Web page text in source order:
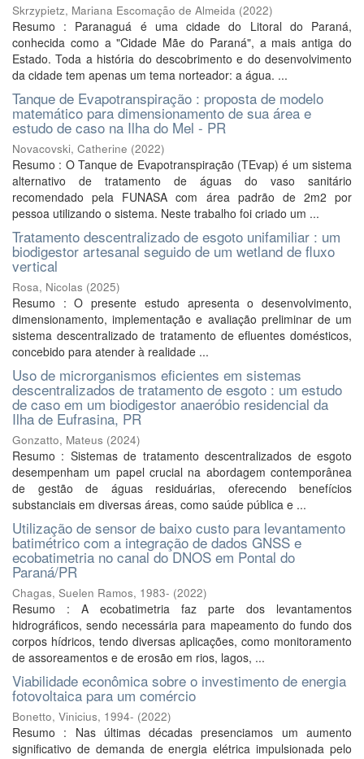
Skrzypietz, Mariana Escomação de Almeida (2022)
Resumo : Paranaguá é uma cidade do Litoral do Paraná,
conhecida como a "Cidade Mãe do Paraná", a mais antiga do
Estado. Toda a história do descobrimento e do desenvolvimento
da cidade tem apenas um tema norteador: a água. ...
Tanque de Evapotranspiração : proposta de modelo
matemático para dimensionamento de sua área e
estudo de caso na Ilha do Mel - PR
Novacovski, Catherine (2022)
Resumo : O Tanque de Evapotranspiração (TEvap) é um sistema
alternativo de tratamento de águas do vaso sanitário
recomendado pela FUNASA com área padrão de 2m2 por
pessoa utilizando o sistema. Neste trabalho foi criado um ...
Tratamento descentralizado de esgoto unifamiliar : um
biodigestor artesanal seguido de um wetland de fluxo
vertical
Rosa, Nicolas (2025)
Resumo : O presente estudo apresenta o desenvolvimento,
dimensionamento, implementação e avaliação preliminar de um
sistema descentralizado de tratamento de efluentes domésticos,
concebido para atender à realidade ...
Uso de microrganismos eficientes em sistemas
descentralizados de tratamento de esgoto : um estudo
de caso em um biodigestor anaeróbio residencial da
Ilha de Eufrasina, PR
Gonzatto, Mateus (2024)
Resumo : Sistemas de tratamento descentralizados de esgoto
desempenham um papel crucial na abordagem contemporânea
de gestão de águas residuárias, oferecendo benefícios
substanciais em diversas áreas, como saúde pública e ...
Utilização de sensor de baixo custo para levantamento
batimétrico com a integração de dados GNSS e
ecobatimetria no canal do DNOS em Pontal do
Paraná/PR
Chagas, Suelen Ramos, 1983- (2022)
Resumo : A ecobatimetria faz parte dos levantamentos
hidrográficos, sendo necessária para mapeamento do fundo dos
corpos hídricos, tendo diversas aplicações, como monitoramento
de assoreamentos e de erosão em rios, lagos, ...
Viabilidade econômica sobre o investimento de energia
fotovoltaica para um comércio
Bonetto, Vinicius, 1994- (2022)
Resumo : Nas últimas décadas presenciamos um aumento
significativo de demanda de energia elétrica impulsionada pelo